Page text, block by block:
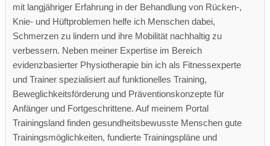
mit langjähriger Erfahrung in der Behandlung von Rücken-,
Knie- und Hüftproblemen helfe ich Menschen dabei,
Schmerzen zu lindern und ihre Mobilität nachhaltig zu
verbessern. Neben meiner Expertise im Bereich
evidenzbasierter Physiotherapie bin ich als Fitnessexperte
und Trainer spezialisiert auf funktionelles Training,
Beweglichkeitsförderung und Präventionskonzepte für
Anfänger und Fortgeschrittene. Auf meinem Portal
Trainingsland finden gesundheitsbewusste Menschen gute
Trainingsmöglichkeiten, fundierte Trainingspläne und